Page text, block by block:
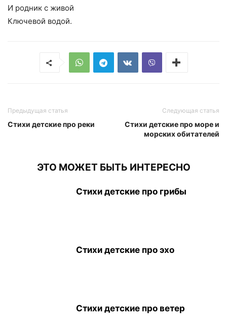
И родник с живой
Ключевой водой.
Предыдущая статья
Стихи детские про реки
Следующая статья
Стихи детские про море и
морских обитателей
ЭТО МОЖЕТ БЫТЬ ИНТЕРЕСНО
Стихи детские про грибы
Стихи детские про эхо
Стихи детские про ветер